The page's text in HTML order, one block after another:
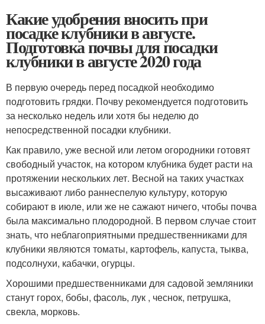
Какие удобрения вносить при
посадке клубники в августе.
Подготовка почвы для посадки
клубники в августе 2020 года
В первую очередь перед посадкой необходимо
подготовить грядки. Почву рекомендуется подготовить
за несколько недель или хотя бы неделю до
непосредственной посадки клубники.
Как правило, уже весной или летом огородники готовят
свободный участок, на котором клубника будет расти на
протяжении нескольких лет. Весной на таких участках
высаживают либо раннеспелую культуру, которую
собирают в июле, или же не сажают ничего, чтобы почва
была максимально плодородной. В первом случае стоит
знать, что неблагоприятными предшественниками для
клубники являются томаты, картофель, капуста, тыква,
подсолнухи, кабачки, огурцы.
Хорошими предшественниками для садовой земляники
станут горох, бобы, фасоль, лук , чеснок, петрушка,
свекла, морковь.